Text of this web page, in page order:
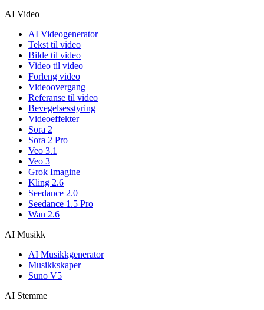
AI Video
AI Videogenerator
Tekst til video
Bilde til video
Video til video
Forleng video
Videoovergang
Referanse til video
Bevegelsesstyring
Videoeffekter
Sora 2
Sora 2 Pro
Veo 3.1
Veo 3
Grok Imagine
Kling 2.6
Seedance 2.0
Seedance 1.5 Pro
Wan 2.6
AI Musikk
AI Musikkgenerator
Musikkskaper
Suno V5
AI Stemme